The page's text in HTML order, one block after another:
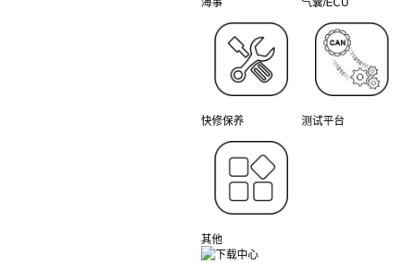
海事 气囊/ECU
快修保养 测试平台
其他